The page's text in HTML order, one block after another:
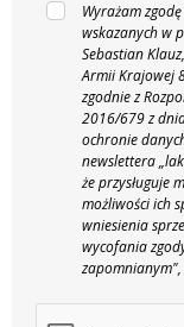
Wyrażam
wskazanych w
Sebastian
Armii Krajowej
zgodnie z
2016/679 z
ochronie
newslettera
że przysługuje
możliwości ich
wniesienia
wycofania